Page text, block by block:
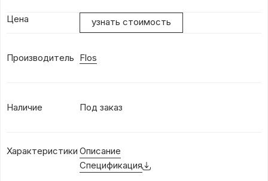
Цена узнать стоимость
Производитель Flos
Наличие Под заказ
Характеристики Описание
Спецификация